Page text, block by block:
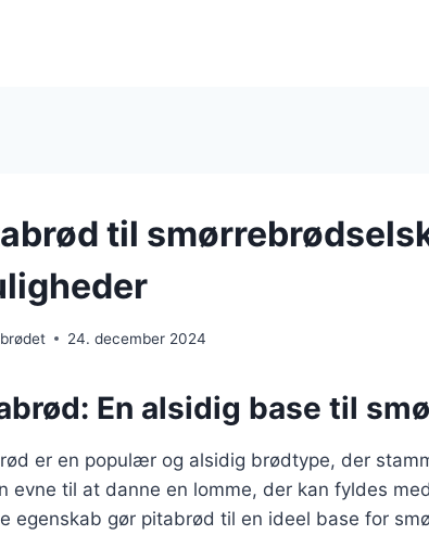
til
24. december 2024
En alsidig base til
er en populær og alsidig brødtype, der
evne til at danne en lomme, der kan fyldes
egenskab gør pitabrød til en ideel base for